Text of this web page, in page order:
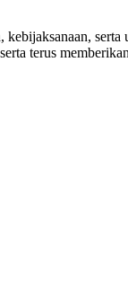
kebijaksanaan,
terus